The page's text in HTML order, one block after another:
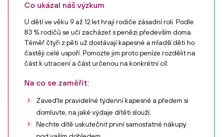
Co ukázal náš výzkum
U dětí ve věku 9 až 12 let hrají rodiče zásadní roli. Podle
83 % rodičů se učí zacházet s penězi především doma.
Téměř čtyři z pěti už dostávají kapesné a mladší děti ho
častěji celé uspoří. Pomozte jim proto peníze rozdělit na
část k utracení a část určenou na konkrétní cíl.
Na co se zaměřit:
Zaveďte pravidelné týdenní kapesné a předem si
domluvte, na jaké výdaje dítěti slouží.
Nechte dítě uskutečnit první samostatné nákupy